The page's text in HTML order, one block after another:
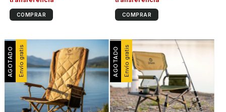
Envío gratis Envío gratis